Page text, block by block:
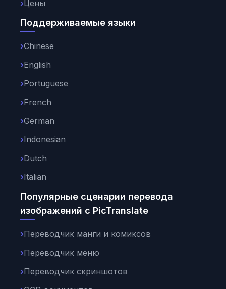
Цены
Поддерживаемые языки
Chinese
English
Portuguese
French
German
Indonesian
Dutch
Italian
Популярные сценарии перевода
изображений с PicTranslate
Переводчик манги и комиксов
Переводчик меню
Переводчик скриншотов